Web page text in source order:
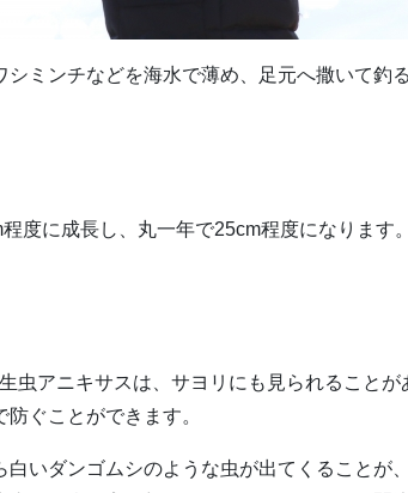
ミンチなどを海水で薄め、足元へ撒いて釣
度に成長し、丸一年で25cm程度になります
虫アニキサスは、サヨリにも見られること
ぐことができます。
いダンゴムシのような虫が出てくることが